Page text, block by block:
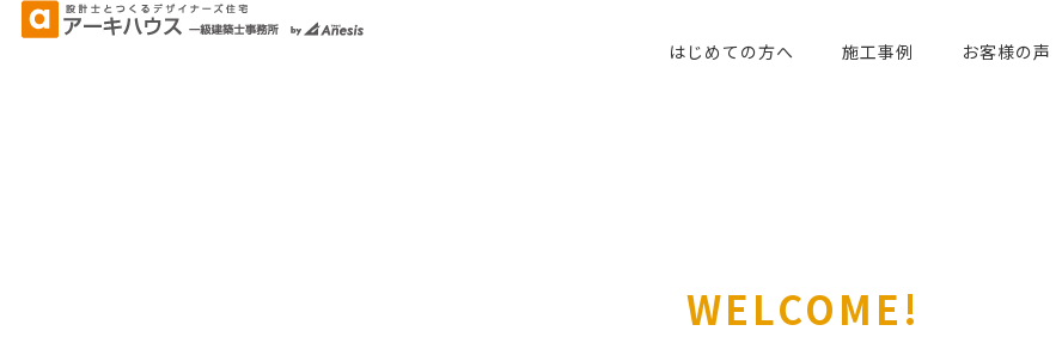
はじめての方へ 施工事例 お客様の声
WELCOME!